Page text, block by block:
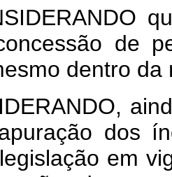
que
de
dentro
dos
em